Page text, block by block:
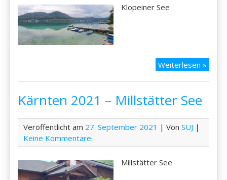
Klopeiner See
Weiterlesen »
Kärnten 2021 – Millstätter See
Veröffentlicht am 27. September 2021 | VonSUJ |
Keine Kommentare
Millstätter See